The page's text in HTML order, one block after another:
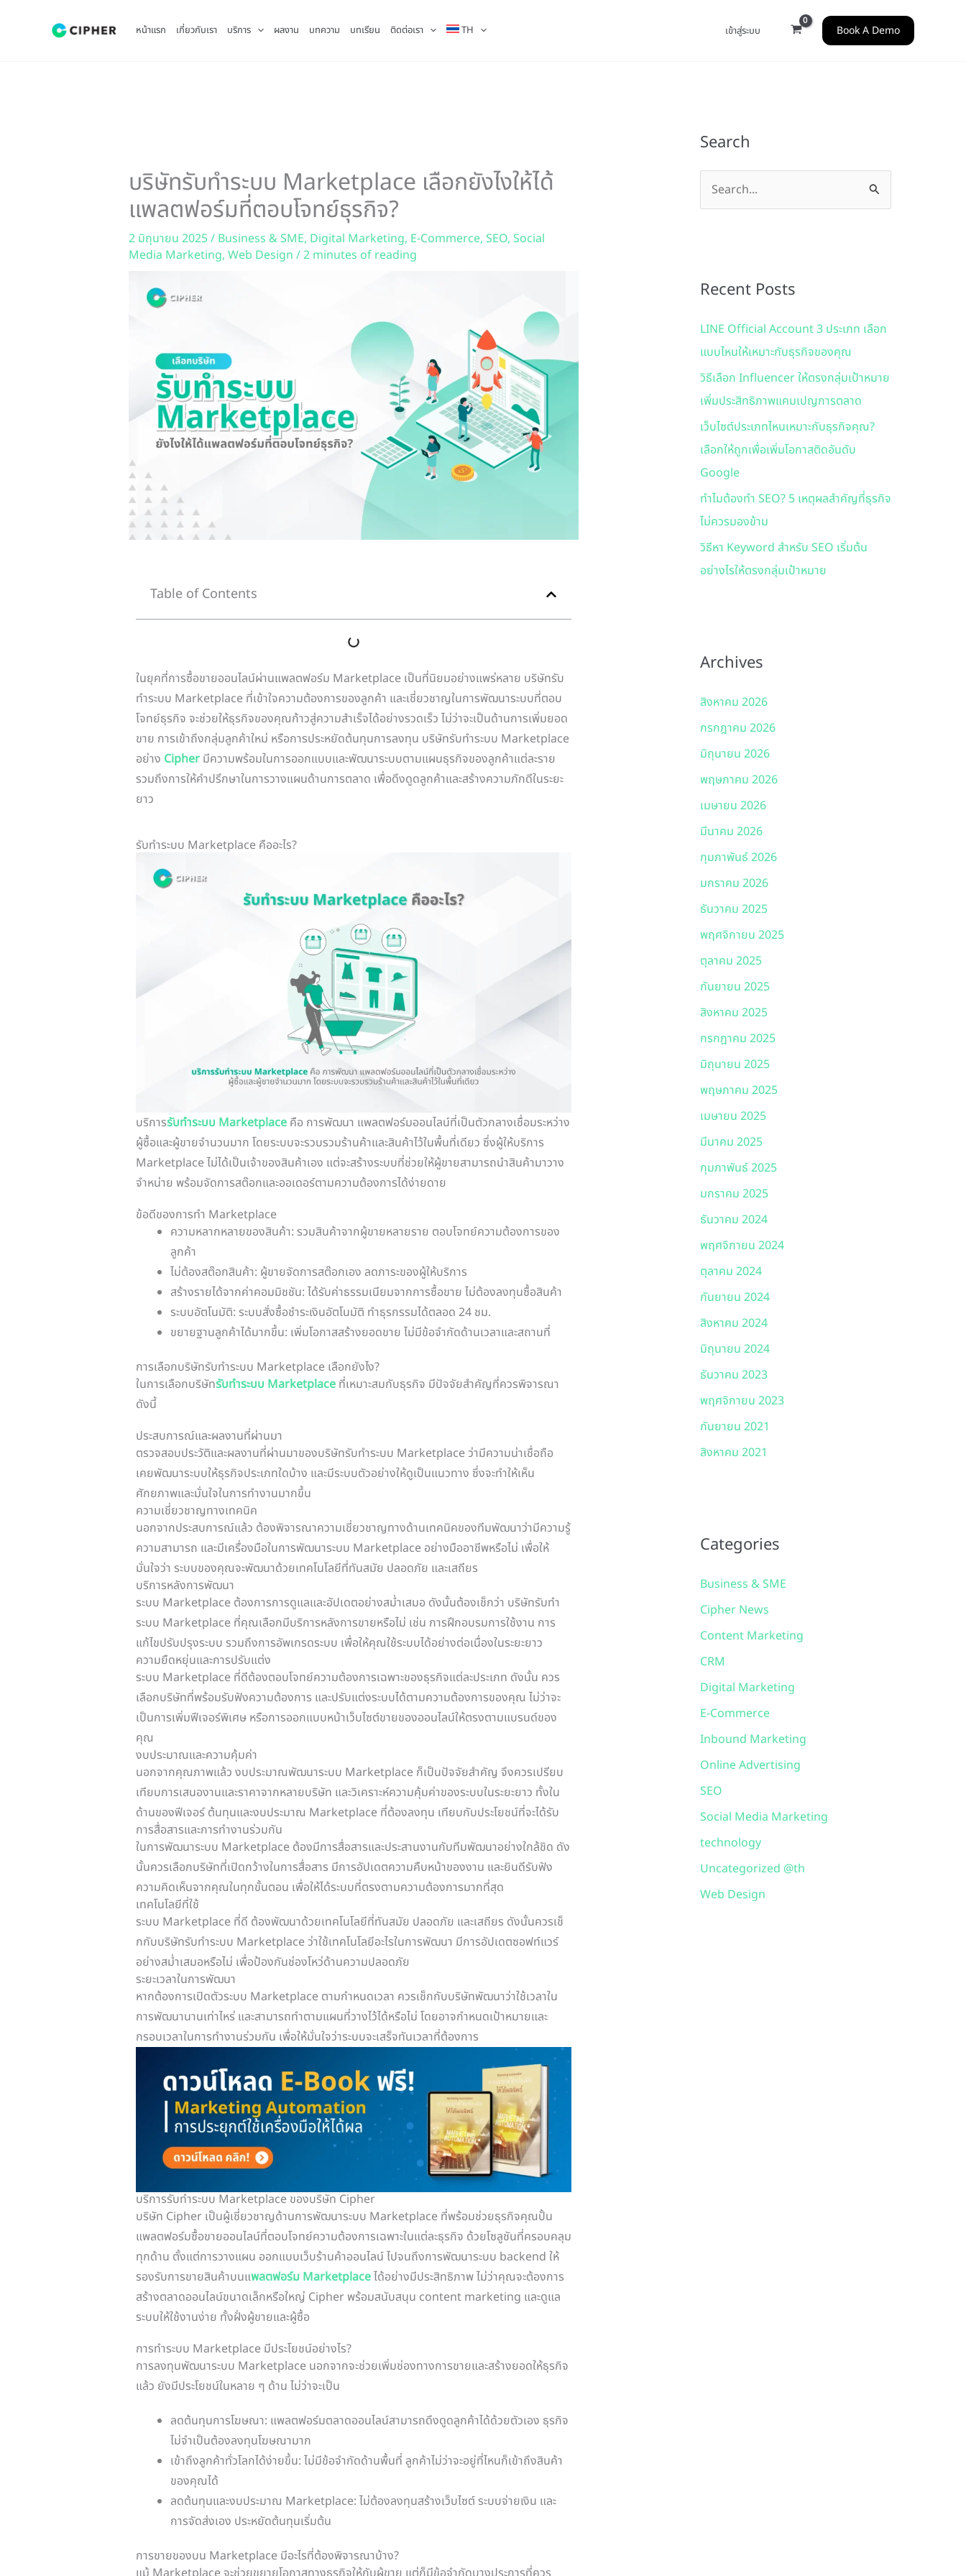
หน้าแรก เกี่ยวกับเรา บริการ ผลงาน บทความ บทเรียน ติดต่อเรา TH เข้าสู่ระบบ Book A Demo
บริษัทรับทำระบบ Marketplace เลือกยังไงให้ได้
แพลตฟอร์มที่ตอบโจทย์ธุรกิจ?
2 มิถุนายน 2025/ Business & SME, Digital Marketing, E-Commerce, SEO, Social
Media Marketing, Web Design /2 minutes of reading
Table of Contents
ในยุคที่การซื้อขายออนไลน์ผ่านแพลตฟอร์ม Marketplace เป็นที่นิยมอย่างแพร่หลาย บริษัทรับ
ทำระบบ Marketplace ที่เข้าใจความต้องการของลูกค้า และเชี่ยวชาญในการพัฒนาระบบที่ตอบ
โจทย์ธุรกิจ จะช่วยให้ธุรกิจของคุณก้าวสู่ความสำเร็จได้อย่างรวดเร็ว ไม่ว่าจะเป็นด้านการเพิ่มยอด
ขาย การเข้าถึงกลุ่มลูกค้าใหม่ หรือการประหยัดต้นทุนการลงทุน บริษัทรับทำระบบ Marketplace
อย่าง Cipherมีความพร้อมในการออกแบบและพัฒนาระบบตามแผนธุรกิจของลูกค้าแต่ละราย
รวมถึงการให้คำปรึกษาในการวางแผนด้านการตลาด เพื่อดึงดูดลูกค้าและสร้างความภักดีในระยะ
ยาว
รับทำระบบ Marketplace คืออะไร?
บริการรับทำระบบ Marketplaceคือ การพัฒนา แพลตฟอร์มออนไลน์ที่เป็นตัวกลางเชื่อมระหว่าง
ผู้ซื้อและผู้ขายจำนวนมาก โดยระบบจะรวบรวมร้านค้าและสินค้าไว้ในพื้นที่เดียว ซึ่งผู้ให้บริการ
Marketplace ไม่ได้เป็นเจ้าของสินค้าเอง แต่จะสร้างระบบที่ช่วยให้ผู้ขายสามารถนำสินค้ามาวาง
จำหน่าย พร้อมจัดการสต๊อกและออเดอร์ตามความต้องการได้ง่ายดาย
ข้อดีของการทำ Marketplace
ความหลากหลายของสินค้า: รวมสินค้าจากผู้ขายหลายราย ตอบโจทย์ความต้องการของ
ลูกค้า
ไม่ต้องสต๊อกสินค้า: ผู้ขายจัดการสต๊อกเอง ลดภาระของผู้ให้บริการ
สร้างรายได้จากค่าคอมมิชชัน: ได้รับค่าธรรมเนียมจากการซื้อขาย ไม่ต้องลงทุนซื้อสินค้า
ระบบอัตโนมัติ: ระบบสั่งซื้อชำระเงินอัตโนมัติ ทำธุรกรรมได้ตลอด 24 ชม.
ขยายฐานลูกค้าได้มากขึ้น: เพิ่มโอกาสสร้างยอดขาย ไม่มีข้อจำกัดด้านเวลาและสถานที่
การเลือกบริษัทรับทำระบบ Marketplace เลือกยังไง?
ในการเลือกบริษัทรับทำระบบ Marketplaceที่เหมาะสมกับธุรกิจ มีปัจจัยสำคัญที่ควรพิจารณา
ดังนี้
ประสบการณ์และผลงานที่ผ่านมา
ตรวจสอบประวัติและผลงานที่ผ่านมาของบริษัทรับทำระบบ Marketplace ว่ามีความน่าเชื่อถือ
เคยพัฒนาระบบให้ธุรกิจประเภทใดบ้าง และมีระบบตัวอย่างให้ดูเป็นแนวทาง ซึ่งจะทำให้เห็น
ศักยภาพและมั่นใจในการทำงานมากขึ้น
ความเชี่ยวชาญทางเทคนิค
นอกจากประสบการณ์แล้ว ต้องพิจารณาความเชี่ยวชาญทางด้านเทคนิคของทีมพัฒนาว่ามีความรู้
ความสามารถ และมีเครื่องมือในการพัฒนาระบบ Marketplace อย่างมืออาชีพหรือไม่ เพื่อให้
มั่นใจว่า ระบบของคุณจะพัฒนาด้วยเทคโนโลยีที่ทันสมัย ปลอดภัย และเสถียร
บริการหลังการพัฒนา
ระบบ Marketplace ต้องการการดูแลและอัปเดตอย่างสม่ำเสมอ ดังนั้นต้องเช็กว่า บริษัทรับทำ
ระบบ Marketplace ที่คุณเลือกมีบริการหลังการขายหรือไม่ เช่น การฝึกอบรมการใช้งาน การ
แก้ไขปรับปรุงระบบ รวมถึงการอัพเกรดระบบ เพื่อให้คุณใช้ระบบได้อย่างต่อเนื่องในระยะยาว
ความยืดหยุ่นและการปรับแต่ง
ระบบ Marketplace ที่ดีต้องตอบโจทย์ความต้องการเฉพาะของธุรกิจแต่ละประเภท ดังนั้น ควร
เลือกบริษัทที่พร้อมรับฟังความต้องการ และปรับแต่งระบบได้ตามความต้องการของคุณ ไม่ว่าจะ
เป็นการเพิ่มฟีเจอร์พิเศษ หรือการออกแบบหน้าเว็บไซต์ขายของออนไลน์ให้ตรงตามแบรนด์ของ
คุณ
งบประมาณและความคุ้มค่า
นอกจากคุณภาพแล้ว งบประมาณพัฒนาระบบ Marketplace ก็เป็นปัจจัยสำคัญ จึงควรเปรียบ
เทียบการเสนองานและราคาจากหลายบริษัท และวิเคราะห์ความคุ้มค่าของระบบในระยะยาว ทั้งใน
ด้านของฟีเจอร์ ต้นทุนและงบประมาณ Marketplace ที่ต้องลงทุน เทียบกับประโยชน์ที่จะได้รับ
การสื่อสารและการทำงานร่วมกัน
ในการพัฒนาระบบ Marketplace ต้องมีการสื่อสารและประสานงานกับทีมพัฒนาอย่างใกล้ชิด ดัง
นั้นควรเลือกบริษัทที่เปิดกว้างในการสื่อสาร มีการอัปเดตความคืบหน้าของงาน และยินดีรับฟัง
ความคิดเห็นจากคุณในทุกขั้นตอน เพื่อให้ได้ระบบที่ตรงตามความต้องการมากที่สุด
เทคโนโลยีที่ใช้
ระบบ Marketplace ที่ดี ต้องพัฒนาด้วยเทคโนโลยีที่ทันสมัย ปลอดภัย และเสถียร ดังนั้นควรเช็
กกับบริษัทรับทำระบบ Marketplace ว่าใช้เทคโนโลยีอะไรในการพัฒนา มีการอัปเดตซอฟท์แวร์
อย่างสม่ำเสมอหรือไม่ เพื่อป้องกันช่องโหว่ด้านความปลอดภัย
ระยะเวลาในการพัฒนา
หากต้องการเปิดตัวระบบ Marketplace ตามกำหนดเวลา ควรเช็กกับบริษัทพัฒนาว่าใช้เวลาใน
การพัฒนานานเท่าไหร่ และสามารถทำตามแผนที่วางไว้ได้หรือไม่ โดยอาจกำหนดเป้าหมายและ
กรอบเวลาในการทำงานร่วมกัน เพื่อให้มั่นใจว่าระบบจะเสร็จทันเวลาที่ต้องการ
บริการรับทำระบบ Marketplace ของบริษัท Cipher
บริษัท Cipher เป็นผู้เชี่ยวชาญด้านการพัฒนาระบบ Marketplace ที่พร้อมช่วยธุรกิจคุณปั้น
แพลตฟอร์มซื้อขายออนไลน์ที่ตอบโจทย์ความต้องการเฉพาะในแต่ละธุรกิจ ด้วยโซลูชันที่ครอบคลุม
ทุกด้าน ตั้งแต่การวางแผน ออกแบบเว็บร้านค้าออนไลน์ ไปจนถึงการพัฒนาระบบ backend ให้
รองรับการขายสินค้าบนแพลตฟอร์ม Marketplaceได้อย่างมีประสิทธิภาพ ไม่ว่าคุณจะต้องการ
สร้างตลาดออนไลน์ขนาดเล็กหรือใหญ่ Cipher พร้อมสนับสนุน content marketing และดูแล
ระบบให้ใช้งานง่าย ทั้งฝั่งผู้ขายและผู้ซื้อ
การทำระบบ Marketplace มีประโยชน์อย่างไร?
การลงทุนพัฒนาระบบ Marketplace นอกจากจะช่วยเพิ่มช่องทางการขายและสร้างยอดให้ธุรกิจ
แล้ว ยังมีประโยชน์ในหลาย ๆ ด้าน ไม่ว่าจะเป็น
ลดต้นทุนการโฆษณา: แพลตฟอร์มตลาดออนไลน์สามารถดึงดูดลูกค้าได้ด้วยตัวเอง ธุรกิจ
ไม่จำเป็นต้องลงทุนโฆษณามาก
เข้าถึงลูกค้าทั่วโลกได้ง่ายขึ้น: ไม่มีข้อจำกัดด้านพื้นที่ ลูกค้าไม่ว่าจะอยู่ที่ไหนก็เข้าถึงสินค้า
ของคุณได้
ลดต้นทุนและงบประมาณ Marketplace: ไม่ต้องลงทุนสร้างเว็บไซต์ ระบบจ่ายเงิน และ
การจัดส่งเอง ประหยัดต้นทุนเริ่มต้น
การขายของบน Marketplace มีอะไรที่ต้องพิจารณาบ้าง?
Search
e
c
f
o
r
:
Recent Posts
LINE Official Account 3 ประเภท เลือก
แบบไหนให้เหมาะกับธุรกิจของคุณ
วิธีเลือก Influencer ให้ตรงกลุ่มเป้าหมาย
เพิ่มประสิทธิภาพแคมเปญการตลาด
เว็บไซต์ประเภทไหนเหมาะกับธุรกิจคุณ?
เลือกให้ถูกเพื่อเพิ่มโอกาสติดอันดับ
Google
ทำไมต้องทำ SEO? 5 เหตุผลสำคัญที่ธุรกิจ
ไม่ควรมองข้าม
วิธีหา Keyword สำหรับ SEO เริ่มต้น
อย่างไรให้ตรงกลุ่มเป้าหมาย
Archives
สิงหาคม 2026
กรกฎาคม 2026
มิถุนายน 2026
พฤษภาคม 2026
เมษายน 2026
มีนาคม 2026
กุมภาพันธ์ 2026
มกราคม 2026
ธันวาคม 2025
พฤศจิกายน 2025
ตุลาคม 2025
กันยายน 2025
สิงหาคม 2025
กรกฎาคม 2025
มิถุนายน 2025
พฤษภาคม 2025
เมษายน 2025
มีนาคม 2025
กุมภาพันธ์ 2025
มกราคม 2025
ธันวาคม 2024
พฤศจิกายน 2024
ตุลาคม 2024
กันยายน 2024
สิงหาคม 2024
มิถุนายน 2024
ธันวาคม 2023
พฤศจิกายน 2023
กันยายน 2021
สิงหาคม 2021
Categories
Business & SME
Cipher News
Content Marketing
CRM
Digital Marketing
E-Commerce
Inbound Marketing
Online Advertising
SEO
Social Media Marketing
technology
Uncategorized @th
Web Design